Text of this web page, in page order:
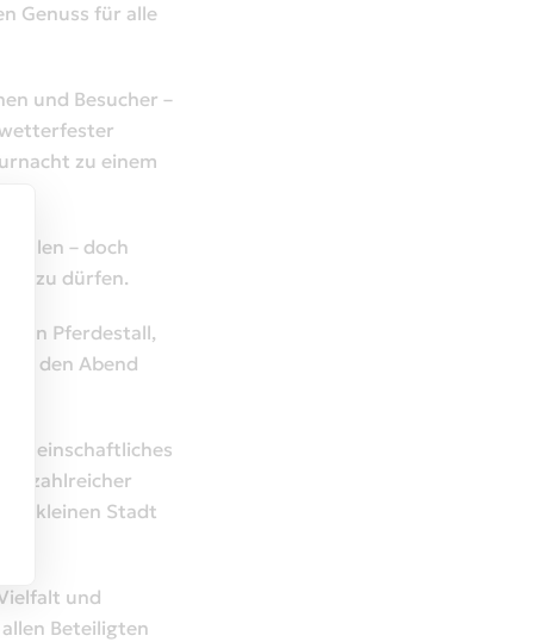
Genuss für alle
und Besucher –
zu einem
– doch
zu dürfen.
Pferdestall,
in den Abend
zahlreicher
kleinen Stadt
und
Beteiligten